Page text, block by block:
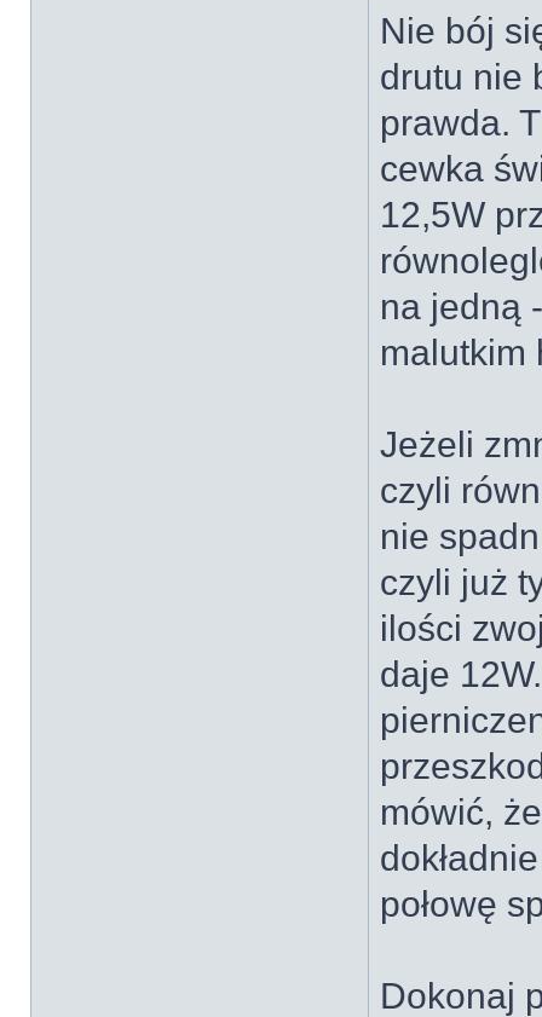
Nie bój
drutu nie
prawda.
cewka
12,5W
na jedną
malutkim
Jeżeli
czyli
nie
czyli już
ilości
daje
mówić,
połowę
Dokonaj